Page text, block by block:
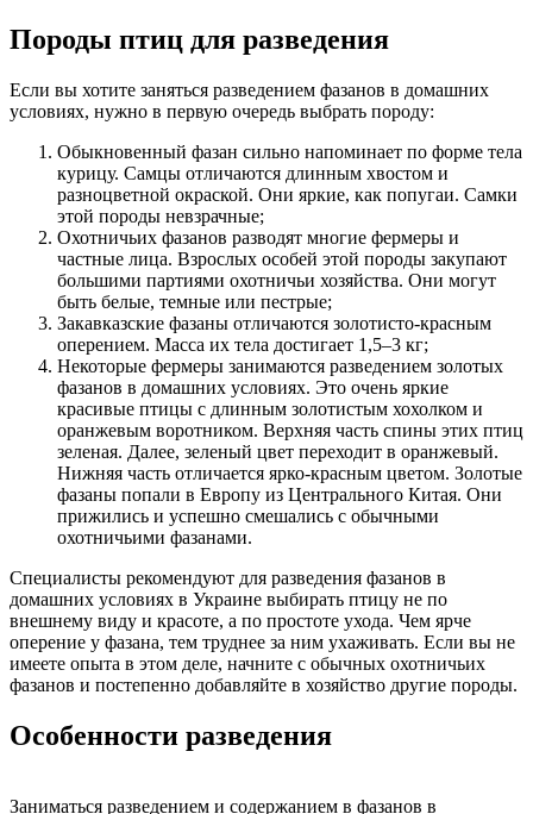
Породы птиц для разведения
Если вы хотите заняться разведением фазанов в домашних
условиях, нужно в первую очередь выбрать породу:
Обыкновенный фазан сильно напоминает по форме тела
курицу. Самцы отличаются длинным хвостом и
разноцветной окраской. Они яркие, как попугаи. Самки
этой породы невзрачные;
Охотничьих фазанов разводят многие фермеры и
частные лица. Взрослых особей этой породы закупают
большими партиями охотничьи хозяйства. Они могут
быть белые, темные или пестрые;
Закавказские фазаны отличаются золотисто-красным
оперением. Масса их тела достигает 1,5–3 кг;
Некоторые фермеры занимаются разведением золотых
фазанов в домашних условиях. Это очень яркие
красивые птицы с длинным золотистым хохолком и
оранжевым воротником. Верхняя часть спины этих птиц
зеленая. Далее, зеленый цвет переходит в оранжевый.
Нижняя часть отличается ярко-красным цветом. Золотые
фазаны попали в Европу из Центрального Китая. Они
прижились и успешно смешались с обычными
охотничьими фазанами.
Специалисты рекомендуют для разведения фазанов в
домашних условиях в Украине выбирать птицу не по
внешнему виду и красоте, а по простоте ухода. Чем ярче
оперение у фазана, тем труднее за ним ухаживать. Если вы не
имеете опыта в этом деле, начните с обычных охотничьих
фазанов и постепенно добавляйте в хозяйство другие породы.
Особенности разведения
Заниматься разведением и содержанием в фазанов в